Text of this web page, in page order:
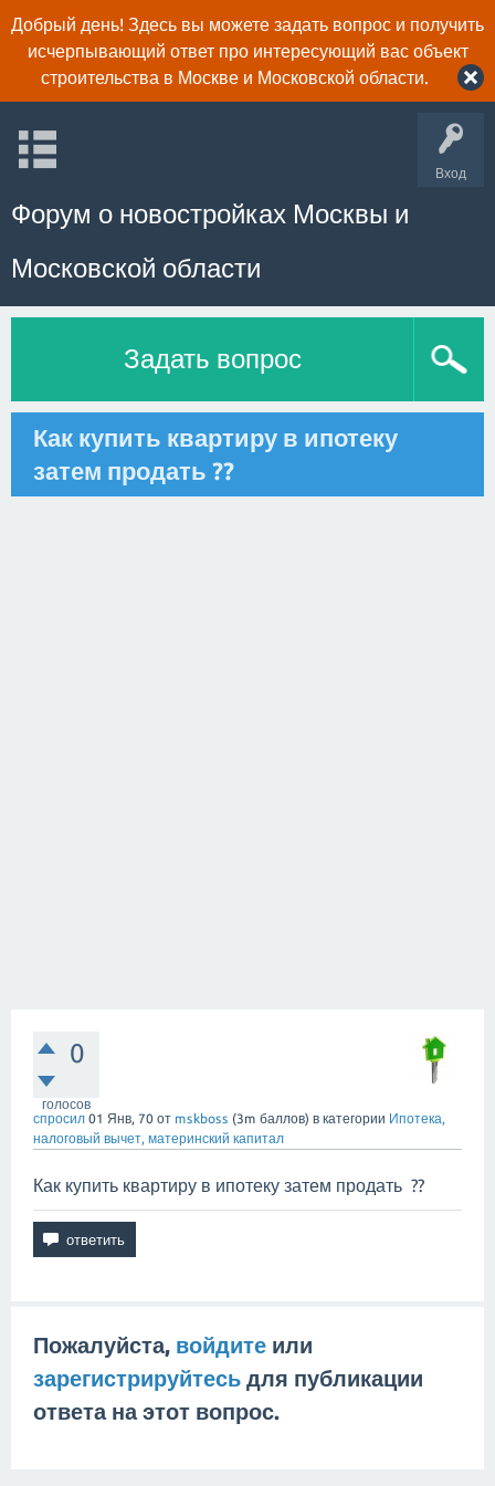
Добрый день! Здесь вы можете задать вопрос и получить
исчерпывающий ответ про интересующий вас объект
строительства в Москве и Московской области.
Вход
Форум о новостройках Москвы и
Московской области
Задать вопрос
Как купить квартиру в ипотеку
затем продать ??
0
голосов
спросил 01 Янв, 70 от mskboss (3m баллов) в категории Ипотека,
налоговый вычет, материнский капитал
Как купить квартиру в ипотеку затем продать ??
Пожалуйста, войдите или
зарегистрируйтесь для публикации
ответа на этот вопрос.